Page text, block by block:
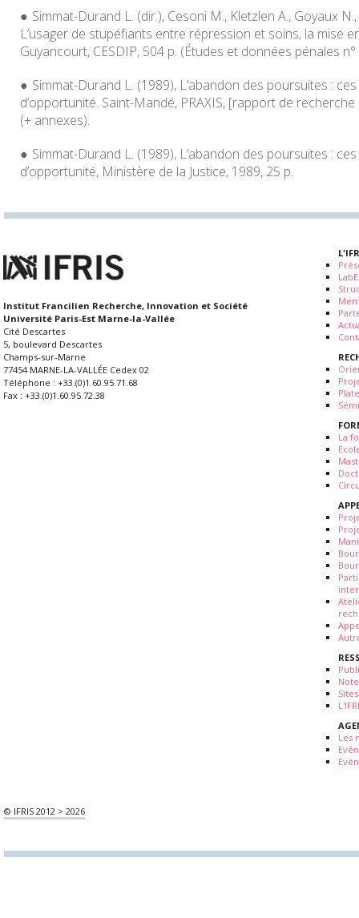
Simmat-Durand L. (dir.), Cesoni M., Kletzlen A., Goyaux
L’usager de stupéfiants entre répression et soins, la mise
Guyancourt, CESDIP, 504 p. (Études et données pénales n°
Simmat-Durand L. (1989), L’abandon des poursuites :
d’opportunité. Saint-Mandé, PRAXIS, [rapport de
(+ annexes).
Simmat-Durand L. (1989), L’abandon des poursuites :
d’opportunité, Ministère de la Justice, 1989, 25 p.
Institut Francilien Recherche, Innovation et Société
Université Paris-Est Marne-la-Vallée
Cité Descartes
5, boulevard Descartes
Champs-sur-Marne
77454 MARNE-LA-VALLÉE Cedex 02
Téléphone : +33.(0)1.60.95.71.68
Fax : +33.(0)1.60.95.72.38
La
Les
© IFRIS 2012 > 2026